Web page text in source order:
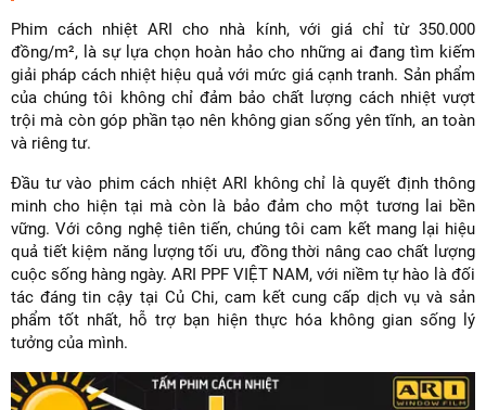
Phim cách nhiệt ARI cho nhà kính, với giá chỉ từ 350.000
đồng/m², là sự lựa chọn hoàn hảo cho những ai đang tìm kiếm
giải pháp cách nhiệt hiệu quả với mức giá cạnh tranh. Sản phẩm
của chúng tôi không chỉ đảm bảo chất lượng cách nhiệt vượt
trội mà còn góp phần tạo nên không gian sống yên tĩnh, an toàn
và riêng tư.
Đầu tư vào phim cách nhiệt ARI không chỉ là quyết định thông
minh cho hiện tại mà còn là bảo đảm cho một tương lai bền
vững. Với công nghệ tiên tiến, chúng tôi cam kết mang lại hiệu
quả tiết kiệm năng lượng tối ưu, đồng thời nâng cao chất lượng
cuộc sống hàng ngày. ARI PPF VIỆT NAM, với niềm tự hào là đối
tác đáng tin cậy tại Củ Chi, cam kết cung cấp dịch vụ và sản
phẩm tốt nhất, hỗ trợ bạn hiện thực hóa không gian sống lý
tưởng của mình.